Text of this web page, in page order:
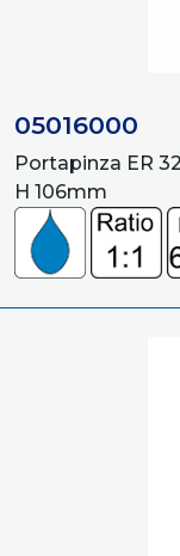
05016000
Portapinza ER
H 106mm